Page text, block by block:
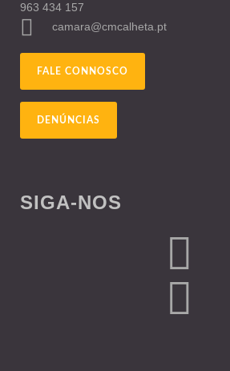
963 434 157
camara@cmcalheta.pt
FALE CONNOSCO
DENÚNCIAS
SIGA-NOS